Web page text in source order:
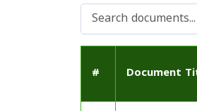
# Document